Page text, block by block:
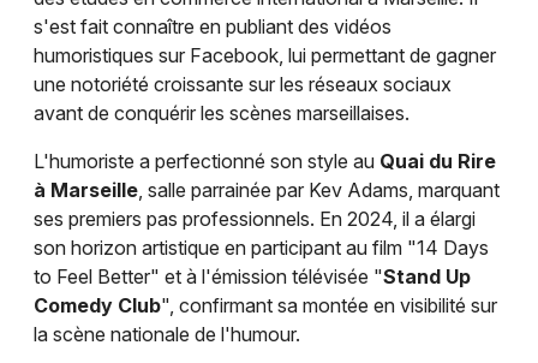
s'est fait connaître en publiant des vidéos
humoristiques sur Facebook, lui permettant de gagner
une notoriété croissante sur les réseaux sociaux
avant de conquérir les scènes marseillaises.
L'humoriste a perfectionné son style au Quai du Rire
à Marseille, salle parrainée par Kev Adams, marquant
ses premiers pas professionnels. En 2024, il a élargi
son horizon artistique en participant au film "14 Days
to Feel Better" et à l'émission télévisée "Stand Up
Comedy Club", confirmant sa montée en visibilité sur
la scène nationale de l'humour.